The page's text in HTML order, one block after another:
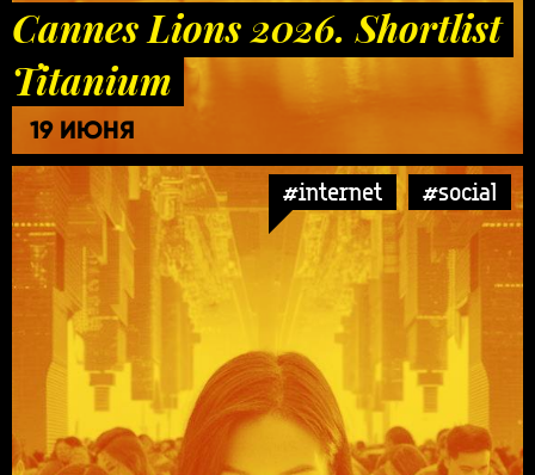
Cannes Lions 2026. Shortlist
Titanium
19 ИЮНЯ
#internet #social